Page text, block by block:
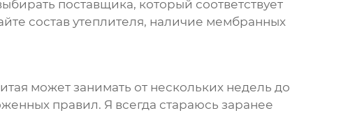
поставщика, который соответствует
состав утеплителя, наличие мембранных
может занимать от нескольких недель до
правил. Я всегда стараюсь заранее